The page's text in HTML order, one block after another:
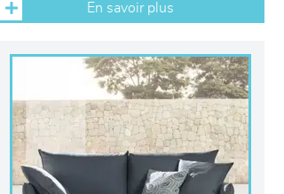
En savoir plus